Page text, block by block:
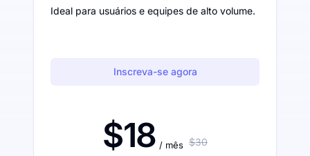
Ideal para usuários e equipes de alto volume.
Inscreva-se agora
$18 / mês $30